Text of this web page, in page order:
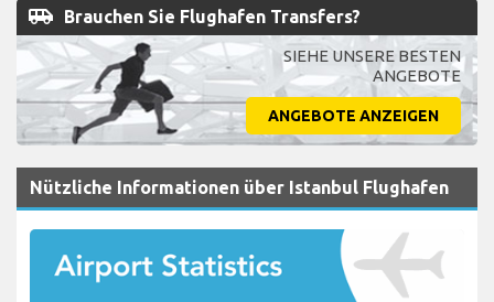
airport_shuttle Brauchen Sie Flughafen Transfers?
SIEHE UNSERE BESTEN
ANGEBOTE
ANGEBOTE ANZEIGEN
Nützliche Informationen über Istanbul Flughafen